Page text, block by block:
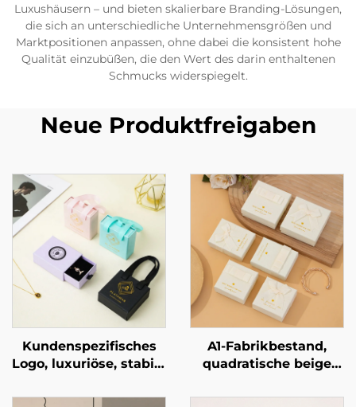
Luxushäusern – und bieten skalierbare Branding-Lösungen,
die sich an unterschiedliche Unternehmensgrößen und
Marktpositionen anpassen, ohne dabei die konsistent hohe
Qualität einzubüßen, die den Wert des darin enthaltenen
Schmucks widerspiegelt.
Neue Produktfreigaben
Kundenspezifisches
Logo, luxuriöse, stabile
Schubladenbox mit
A1-Fabrikbestand,
quadratische beige